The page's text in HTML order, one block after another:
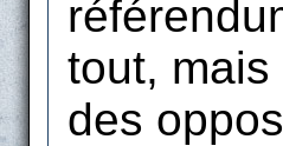
tout, mais
des